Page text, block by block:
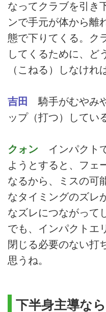
の
ラ
と
ジ
ょ
なってクラブを引き
ンで手元が体から離
態で下りてくる。ク
してくるために、ど
（こねる）しなけれ
吉田
騎手がむやみ
ップ（打つ）してい
クォン インパクト
ようとすると、フェ
なるから、ミスの可
なタイミングのズレ
なズレにつながって
でも、インパクトエ
閉じる必要のない打
思うね。
下半身主導な